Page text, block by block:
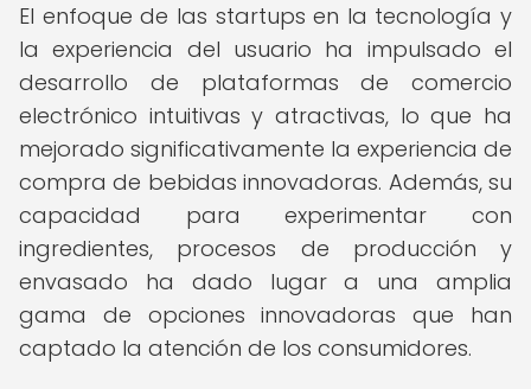
El enfoque de las startups en la tecnología y
la experiencia del usuario ha impulsado el
desarrollo de plataformas de comercio
electrónico intuitivas y atractivas, lo que ha
mejorado significativamente la experiencia de
compra de bebidas innovadoras. Además, su
capacidad para experimentar con
ingredientes, procesos de producción y
envasado ha dado lugar a una amplia
gama de opciones innovadoras que han
captado la atención de los consumidores.